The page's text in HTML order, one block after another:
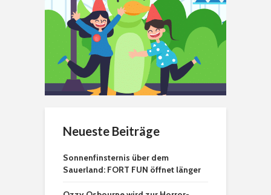
Neueste Beiträge
Sonnenfinsternis über dem
Sauerland: FORT FUN öffnet länger